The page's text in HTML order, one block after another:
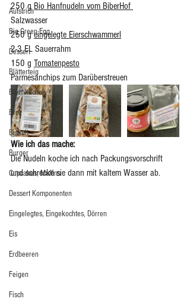
Aufstrich
Big Green Egg
Dessert
Blätterteig
Blechkuchen
Brot
Biskuit
Burger
Cupcakes, Muffins
Dessert Komponenten
Eingelegtes, Eingekochtes, Dörren
Eis
Erdbeeren
Feigen
Fisch
250 g Bio Hanfnudeln vom BiberHof
Salzwasser
250 g eingelegte Eierschwammerl
2-3 EL Sauerrahm
150 g Tomatenpesto
Parmesanchips zum Darüberstreuen
Wie ich das mache:
Die Nudeln koche ich nach Packungsvorschrift
und schrecke sie dann mit kaltem Wasser ab.